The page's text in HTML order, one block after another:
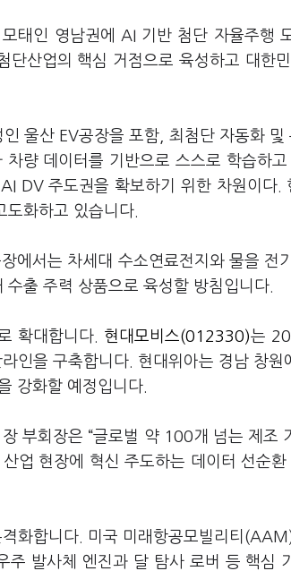
태인 영남권에 AI 기반 첨단 자율주행
산업의 핵심 거점으로 육성하고 대한
울산 EV공장을 포함, 최첨단 자동화 및
량 데이터를 기반으로 스스로 학습하
DV 주도권을 확보하기 위한 차원이다.
화하고 있습니다.
에서는 차세대 수소연료전지와 물을 전
출 주력 상품으로 육성할 방침입니다.
확대합니다. 현대모비스(012330)는
인을 구축합니다. 현대위아는 경남 창원
강화할 예정입니다.
부회장은 “글로벌 약 100개 넘는 제조
업 현장에 혁신 주도하는 데이터 선순
화합니다. 미국 미래항공모빌리티
주 발사체 엔진과 달 탐사 로버 등 핵심